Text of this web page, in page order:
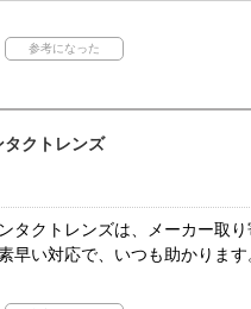
タクトレンズ
タクトレンズは、メーカー取
早い対応で、いつも助かります